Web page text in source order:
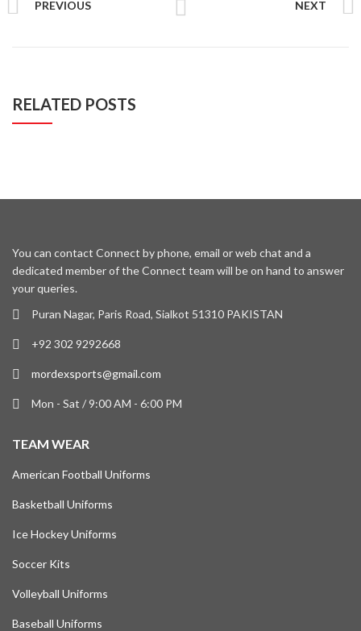
PREVIOUS NEXT
RELATED POSTS
You can contact Connect by phone, email or web chat and a
dedicated member of the Connect team will be on hand to answer
your queries.
Puran Nagar, Paris Road, Sialkot 51310 PAKISTAN
+92 302 9292668
mordexsports@gmail.com
Mon - Sat / 9:00 AM - 6:00 PM
TEAM WEAR
American Football Uniforms
Basketball Uniforms
Ice Hockey Uniforms
Soccer Kits
Volleyball Uniforms
Baseball Uniforms